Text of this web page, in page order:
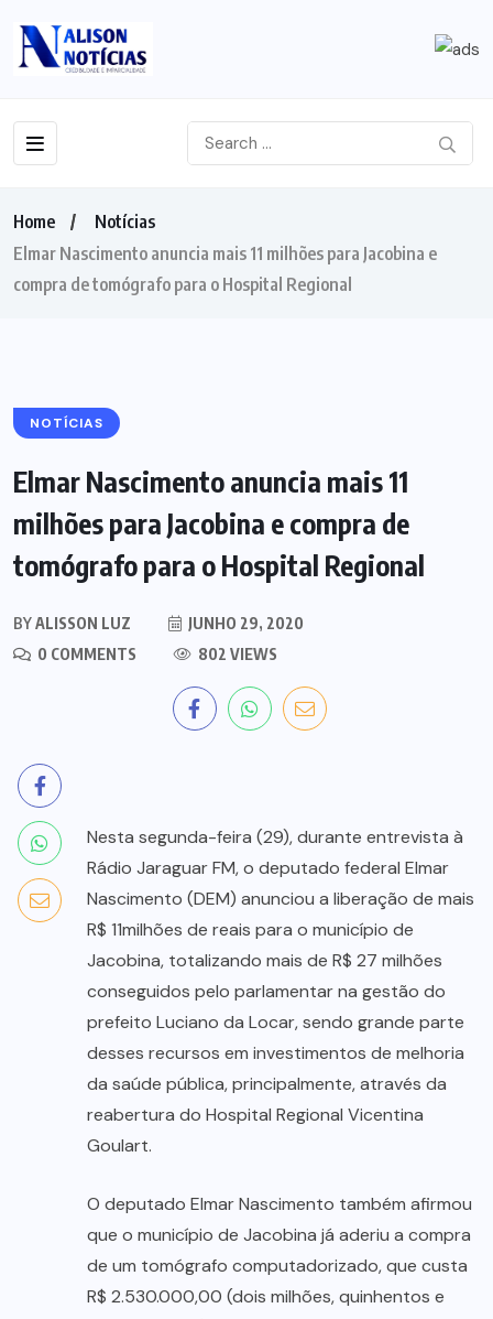
Home
Notícias
Elmar Nascimento anuncia mais 11 milhões para Jacobina e
compra de tomógrafo para o Hospital Regional
NOTÍCIAS
Elmar Nascimento anuncia mais 11
milhões para Jacobina e compra de
tomógrafo para o Hospital Regional
BYALISSON LUZ
JUNHO 29, 2020
0 COMMENTS
802 VIEWS
Nesta segunda-feira (29), durante entrevista à
Rádio Jaraguar FM, o deputado federal Elmar
Nascimento (DEM) anunciou a liberação de mais
R$ 11milhões de reais para o município de
Jacobina, totalizando mais de R$ 27 milhões
conseguidos pelo parlamentar na gestão do
prefeito Luciano da Locar, sendo grande parte
desses recursos em investimentos de melhoria
da saúde pública, principalmente, através da
reabertura do Hospital Regional Vicentina
Goulart.
O deputado Elmar Nascimento também afirmou
que o município de Jacobina já aderiu a compra
de um tomógrafo computadorizado, que custa
R$ 2.530.000,00 (dois milhões, quinhentos e